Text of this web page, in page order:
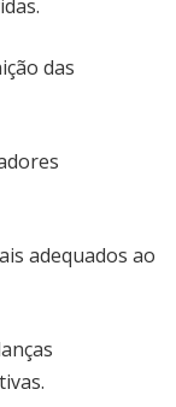
das
adequados ao